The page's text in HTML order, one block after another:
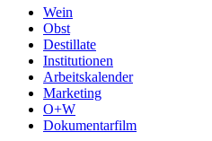
Wein
Obst
Destillate
Institutionen
Arbeitskalender
Marketing
O+W
Dokumentarfilm